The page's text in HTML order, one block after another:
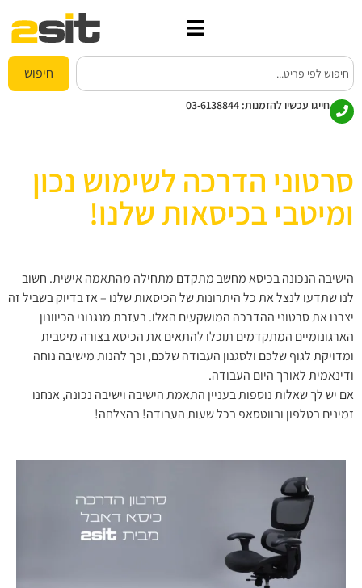
חיפוש
חייגו עכשיו להזמנות: 03-6138844
סרטוני הדרכה לשימוש נכון
ומיטבי בכיסאות שלנו!
הישיבה הנכונה בכיסא מחשב מתקדם מתחילה מהתאמה אישית. חשוב
לנו שתדעו לנצל את כל היתרונות של הכיסאות שלנו – אז בדיוק בשביל זה
יצרנו את סרטוני ההדרכה המושקעים האלו.בעזרת מנגנוני הכיוונון
הארגונומיים המתקדמים תוכלו להתאים את הכיסא בצורה מיטבית
ומדויקת לגוף שלכם ולסגנון העבודה שלכם, וכך להנות מישיבה נוחה
ודינאמית לאורך היום העבודה.
אם יש לך שאלות נוספות בעניין התאמת הישיבה וישיבה נכונה, אנחנו
זמינים בטלפון ובווטסאפ בכל שעות העבודה! בהצלחה!